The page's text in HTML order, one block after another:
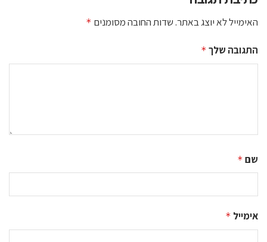
האימייל לא יוצג באתר.שדות החובה מסומנים *
התגובה שלך *
שם *
אימייל *